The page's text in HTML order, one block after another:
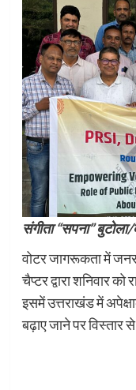
संगीता “सपना”
वोटर जागरूकता में
चैप्टर द्वारा शनिवार
इसमें उत्तराखंड में
बढ़ाए जाने पर विस्तार से